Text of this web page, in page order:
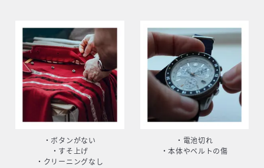
・ボタンがない
・すそ上げ
・クリーニングなし
・電池切れ
・本体やベルトの傷